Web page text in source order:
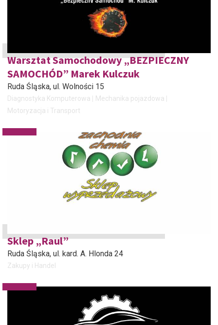
Warsztat Samochodowy „BEZPIECZNY
SAMOCHÓD” Marek Kulczuk
Ruda Śląska, ul. Wolności 15
Diagnostyka Komputerowa
Mechanika pojazdowa
Motoryzacja i Transport
Sklep „Raul”
Ruda Śląska, ul. kard. A. Hlonda 24
Zakupy i Handel